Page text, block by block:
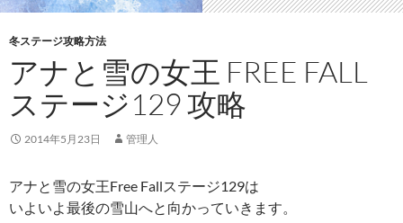
冬ステージ攻略方法
アナと雪の女王 FREE FALL
ステージ129 攻略
2014年5月23日 管理人
アナと雪の女王Free Fallステージ129は
いよいよ最後の雪山へと向かっていきます。